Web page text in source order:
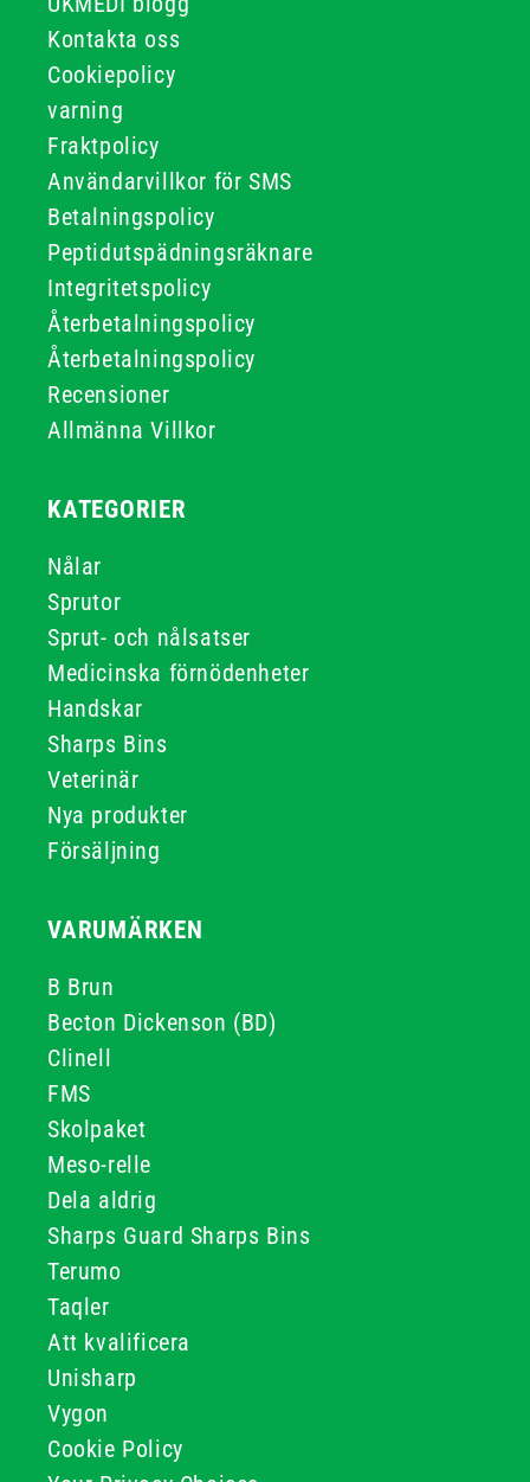
Kontakta oss
Cookiepolicy
varning
Fraktpolicy
Användarvillkor för SMS
Betalningspolicy
Peptidutspädningsräknare
Integritetspolicy
Återbetalningspolicy
Återbetalningspolicy
Recensioner
Allmänna Villkor
KATEGORIER
Nålar
Sprutor
Sprut- och nålsatser
Medicinska förnödenheter
Handskar
Sharps Bins
Veterinär
Nya produkter
Försäljning
VARUMÄRKEN
B Brun
Becton Dickenson (BD)
Clinell
FMS
Skolpaket
Meso-relle
Dela aldrig
Sharps Guard Sharps Bins
Terumo
Taqler
Att kvalificera
Unisharp
Vygon
Cookie Policy